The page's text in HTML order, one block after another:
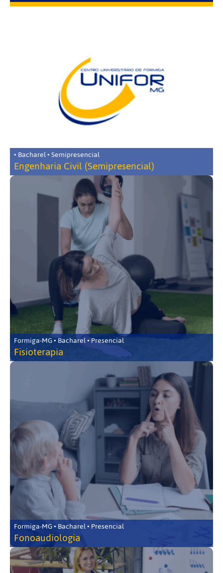
• Bacharel • Semipresencial
Engenharia Civil (Semipresencial)
Formiga-MG • Bacharel • Presencial
Fisioterapia
Formiga-MG • Bacharel • Presencial
Fonoaudiologia